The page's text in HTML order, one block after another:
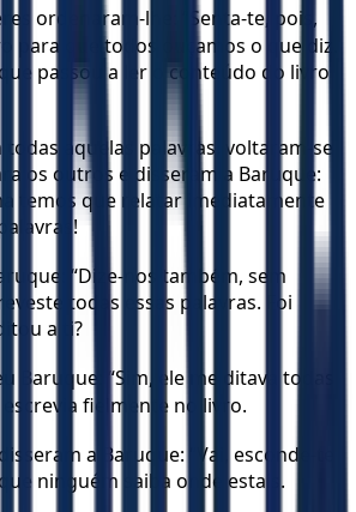
ordenaram-lhe: “Senta-te, pois,
para que todos ouçamos o que diz.
passou a ler o conteúdo do livro
aquelas palavras, voltaram-se
os outros e disseram a Baruque:
temos que relatar imediatamente
“Dize-nos também, sem
todas essas palavras. Foi
a ti?
Baruque: “Sim, ele me ditava todas
escrevia fielmente no livro.
a Baruque: “Vai, esconde-te
ninguém saiba onde estais.